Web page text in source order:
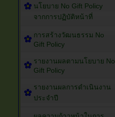
นโยบาย No Gift Policy
จากการปฏิบัติหน้าที่
การสร้างวัฒนธรรม No
Gift Policy
รายงานผลตามนโยบาย No
Gift Policy
รายงานผลการดำเนินงาน
ประจำปี